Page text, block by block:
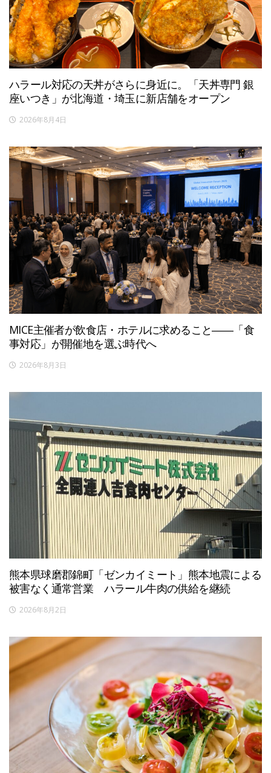
ハラール対応の天丼がさらに身近に。「天丼専門 銀
座いつき」が北海道・埼玉に新店舗をオープン
2026年8月4日
MICE主催者が飲食店・ホテルに求めること――「食
事対応」が開催地を選ぶ時代へ
2026年8月3日
熊本県球磨郡錦町「ゼンカイミート」熊本地震による
被害なく通常営業 ハラール牛肉の供給を継続
2026年8月2日